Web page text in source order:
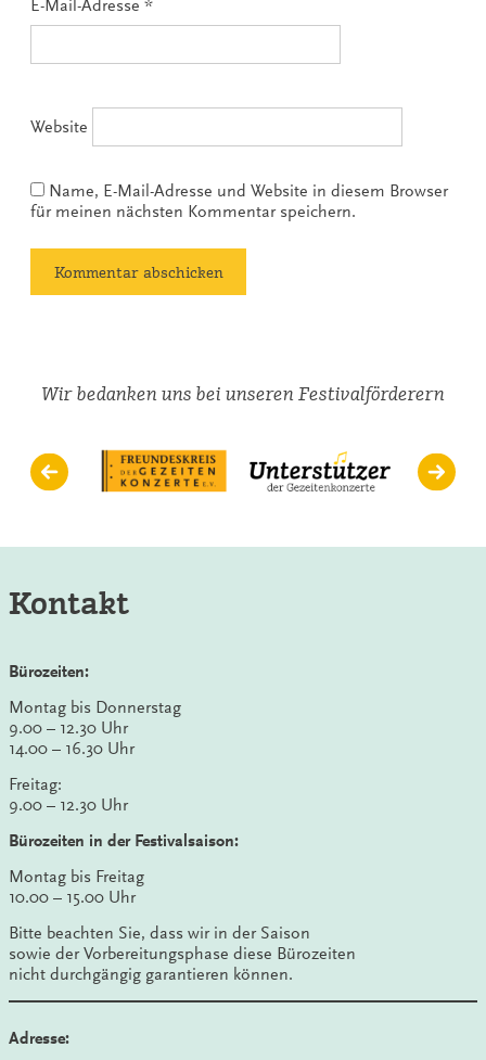
E-Mail-Adresse *
Website
Name, E-Mail-Adresse und Website in diesem Browser
für meinen nächsten Kommentar speichern.
Wir bedanken uns bei unseren Festivalförderern
Kontakt
Bürozeiten:
Montag bis Donnerstag
9.00 – 12.30 Uhr
14.00 – 16.30 Uhr
Freitag:
9.00 – 12.30 Uhr
Bürozeiten in der Festivalsaison:
Montag bis Freitag
10.00 – 15.00 Uhr
Bitte beachten Sie, dass wir in der Saison
sowie der Vorbereitungsphase diese Bürozeiten
nicht durchgängig garantieren können.
Adresse: